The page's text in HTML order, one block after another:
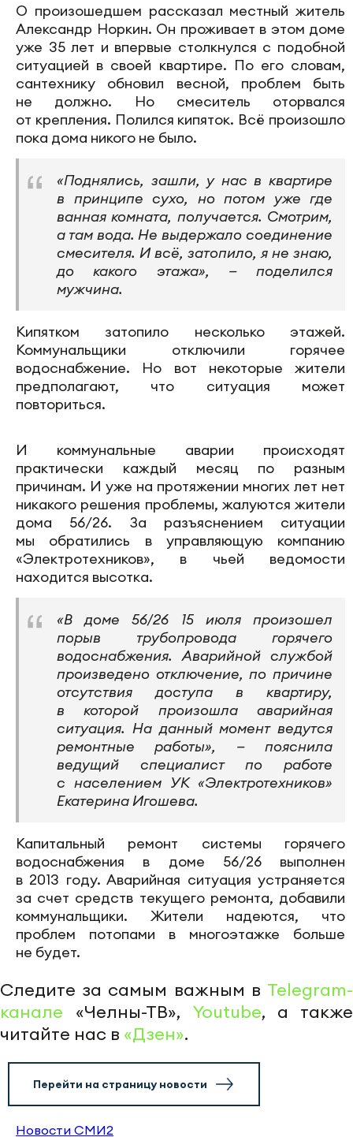
О произошедшем рассказал местный житель
Александр Норкин. Он проживает в этом доме
уже 35 лет и впервые столкнулся с подобной
ситуацией в своей квартире. По его словам,
сантехнику обновил весной, проблем быть
не должно. Но смеситель оторвался
от крепления. Полился кипяток. Всё произошло
пока дома никого не было.
«Поднялись, зашли, у нас в квартире
в принципе сухо, но потом уже где
ванная комната, получается. Смотрим,
а там вода. Не выдержало соединение
смесителя. И всё, затопило, я не знаю,
до какого этажа», — поделился
мужчина.
Кипятком затопило несколько этажей.
Коммунальщики отключили горячее
водоснабжение. Но вот некоторые жители
предполагают, что ситуация может
повториться.
И коммунальные аварии происходят
практически каждый месяц по разным
причинам. И уже на протяжении многих лет нет
никакого решения проблемы, жалуются жители
дома 56/26. За разъяснением ситуации
мы обратились в управляющую компанию
«Электротехников», в чьей ведомости
находится высотка.
«В доме 56/26 15 июля произошел
порыв трубопровода горячего
водоснабжения. Аварийной службой
произведено отключение, по причине
отсутствия доступа в квартиру,
в которой произошла аварийная
ситуация. На данный момент ведутся
ремонтные работы», — пояснила
ведущий специалист по работе
с населением УК «Электротехников»
Екатерина Игошева.
Капитальный ремонт системы горячего
водоснабжения в доме 56/26 выполнен
в 2013 году. Аварийная ситуация устраняется
за счет средств текущего ремонта, добавили
коммунальщики. Жители надеются, что
проблем потопами в многоэтажке больше
не будет.
Следите за самым важным в Telegram-
канале «Челны-ТВ», Youtube, а также
читайте нас в «Дзен».
Перейти на страницу новости
Новости СМИ2